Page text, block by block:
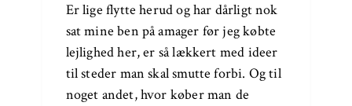
Er lige flytte herud og har dårligt nok
sat mine ben på amager før jeg købte
lejlighed her, er så lækkert med ideer
til steder man skal smutte forbi. Og til
noget andet, hvor køber man de